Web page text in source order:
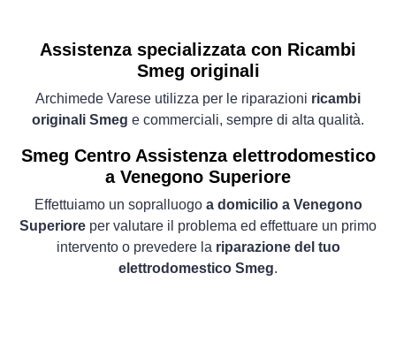
Assistenza specializzata con Ricambi
Smeg originali
Archimede Varese utilizza per le riparazioni ricambi
originali Smeg e commerciali, sempre di alta qualità.
Smeg Centro Assistenza elettrodomestico
a Venegono Superiore
Effettuiamo un sopralluogo a domicilio a Venegono
Superiore per valutare il problema ed effettuare un primo
intervento o prevedere la riparazione del tuo
elettrodomestico Smeg.